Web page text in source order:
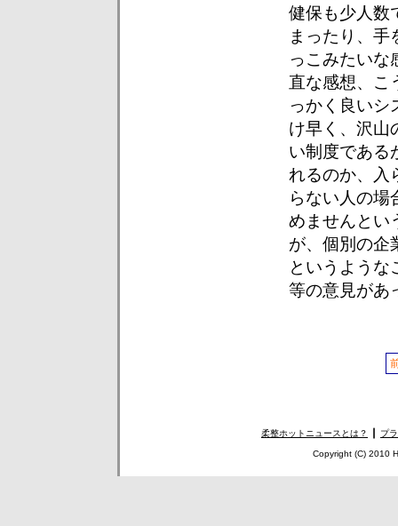
健保も少人数
まったり、
っこみたいな
直な感想、こ
っかく良いシ
け早く、沢山
い制度である
れるのか、入
らない人の場
めませんとい
が、個別の企
というような
等の意見があ
柔整ホットニュースとは？ プ
Copyright (C) 2010